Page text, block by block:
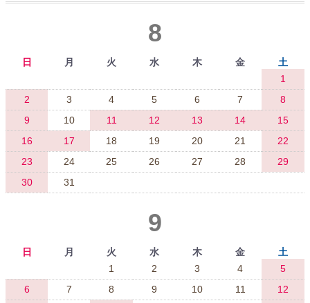
8
日 月 火 水 木 金
土
1
2
3 4 5 6 7
8
9
10 11 12 13 14
15
16
17 18 19 20 21
22
23
24 25 26 27 28
29
30
31
9
日 月 火 水 木 金
土
1
2 3 4
5
6
7 8 9 10 11
12